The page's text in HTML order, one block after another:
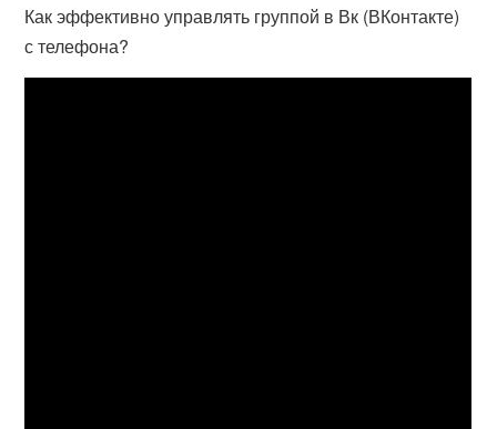
Как эффективно управлять группой в Вк (ВКонтакте)
с телефона?